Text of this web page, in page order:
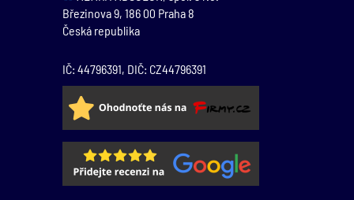
Březinova 9, 186 00 Praha 8
Česká republika
IČ: 44796391, DIČ: CZ44796391